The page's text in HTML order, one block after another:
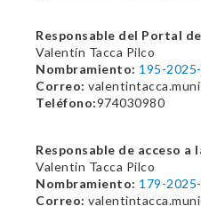
Responsable del Portal
Valentín Tacca Pilco
Nombramiento: 195-
Correo:
Teléfono:974030980
Responsable de acceso a
Valentin Tacca Pilco
Nombramiento: 179-
Correo: